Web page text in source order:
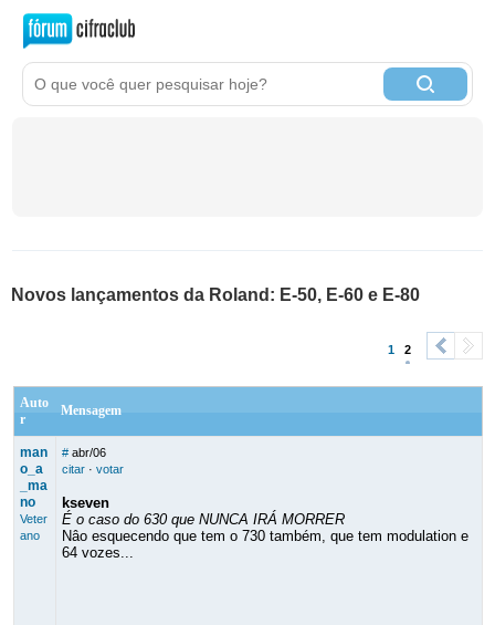
Novos lançamentos da Roland: E-50, E-60 e E-80
1 2
Auto
r
Mensagem
man
o_a
_ma
no
Veter
ano
# abr/06
citar· votar
kseven
É o caso do 630 que NUNCA IRÁ MORRER
Nâo esquecendo que tem o 730 também, que tem modulation e
64 vozes...